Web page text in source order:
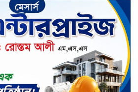
টাঙ্গাইলে ভাষা কর্মশালা ও পুরষ্কার
বিতরণ
সড়ক নিরাপত্তায় বিশেষ অবদান রাখায়
নিসচা বিশেষ সম্মাননা পেলেন লায়ন গনি
মিয়া বাবুল